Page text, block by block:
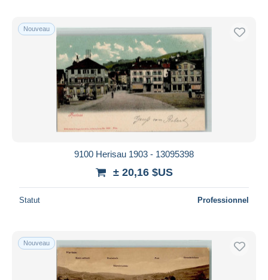
Nouveau
9100 Herisau 1903 - 13095398
± 20,16 $US
Statut Professionnel
Nouveau